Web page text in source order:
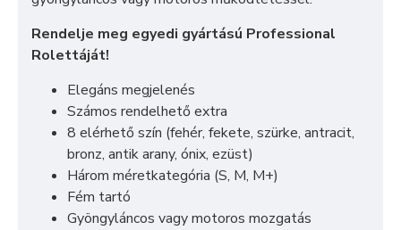
Rendelje meg egyedi gyártású Professional
Rolettáját!
Elegáns megjelenés
Számos rendelhető extra
8 elérhető szín (fehér, fekete, szürke, antracit,
bronz, antik arany, ónix, ezüst)
Három méretkategória (S, M, M+)
Fém tartó
Gyöngyláncos vagy motoros mozgatás